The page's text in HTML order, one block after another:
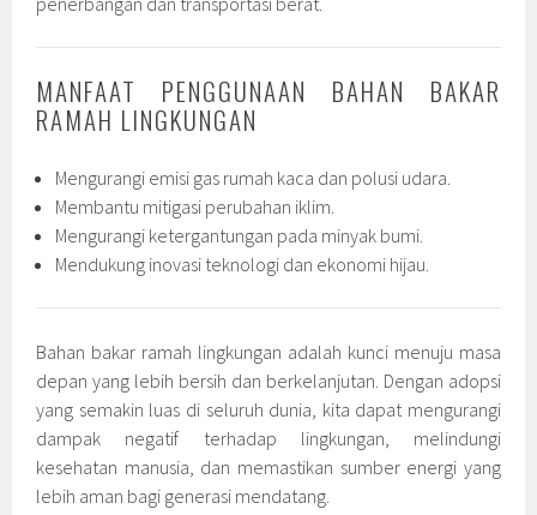
MANFAAT PENGGUNAAN BAHAN BAKAR
RAMAH LINGKUNGAN
Mengurangi emisi gas rumah kaca dan polusi udara.
Membantu mitigasi perubahan iklim.
Mengurangi ketergantungan pada minyak bumi.
Mendukung inovasi teknologi dan ekonomi hijau.
Bahan bakar ramah lingkungan adalah kunci menuju masa
depan yang lebih bersih dan berkelanjutan. Dengan adopsi
yang semakin luas di seluruh dunia, kita dapat mengurangi
dampak negatif terhadap lingkungan, melindungi
kesehatan manusia, dan memastikan sumber energi yang
lebih aman bagi generasi mendatang.